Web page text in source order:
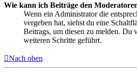
Wie kann ich Beiträge den
Wenn ein Administrator die
vergeben hat, siehst du eine
Beitrags, um diesen zu melden. Du
weiteren Schritte geführt.
Nach oben